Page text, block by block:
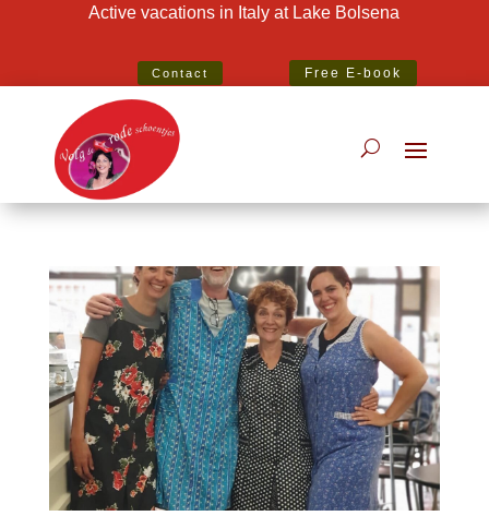
Active vacations in Italy at Lake Bolsena
Contact Free E-book